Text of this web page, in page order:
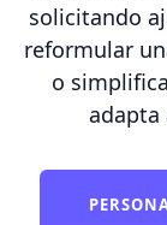
solicitando
reformular
o
adapta